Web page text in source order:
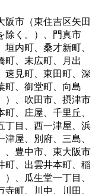
阪市（東住吉区矢田
除く。）、門真市
垣内町、桑才新町、
町、末広町、月出
速見町、東田町、深
町、御堂町、向島
）、吹田市、摂津市
町、庄屋、千里丘、
丁目、西一津屋、浜
屋、別府、三島、
、豊中市、東大阪市
町、出雲井本町、稲
、瓜生堂一丁目、
町、川中、川田、